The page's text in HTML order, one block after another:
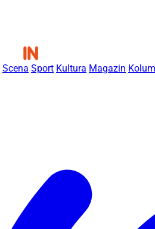
Scena Sport Kultura Magazin